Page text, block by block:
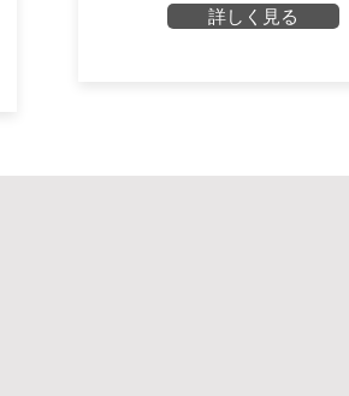
詳しく見る